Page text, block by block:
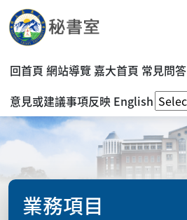
回首頁 網站導覽 嘉大首頁 常見問答
意見或建議事項反映 English
業務項目